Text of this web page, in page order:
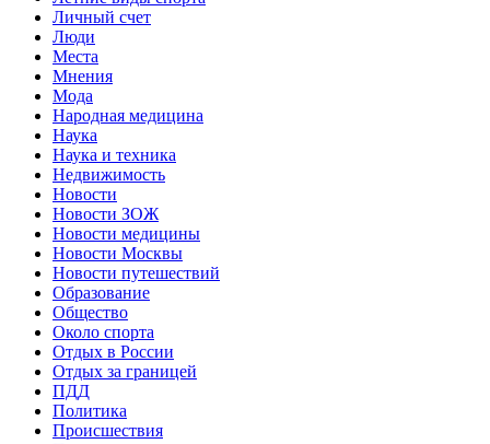
Личный счет
Люди
Места
Мнения
Мода
Народная медицина
Наука
Наука и техника
Недвижимость
Новости
Новости ЗОЖ
Новости медицины
Новости Москвы
Новости путешествий
Образование
Общество
Около спорта
Отдых в России
Отдых за границей
ПДД
Политика
Происшествия